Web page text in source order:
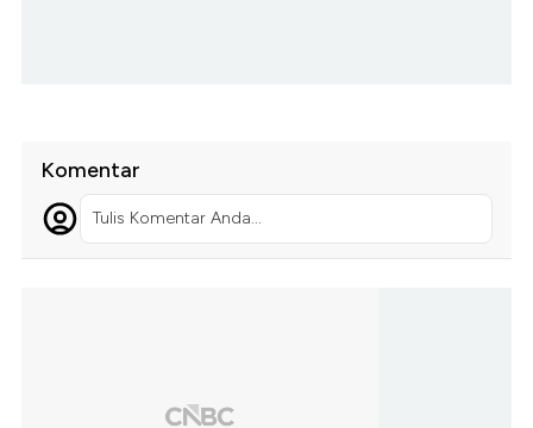
Komentar
Tulis Komentar Anda...